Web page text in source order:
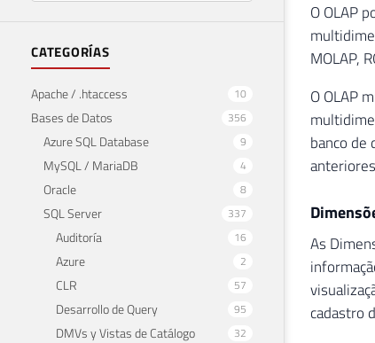
CATEGORÍAS
Apache / .htaccess 10
Bases de Datos 356
Azure SQL Database 9
MySQL / MariaDB 4
Oracle 8
SQL Server 337
Auditoría 16
Azure 2
CLR 57
Desarrollo de Query 95
DMVs y Vistas de Catálogo 32
O OLAP
MOLAP,
O OLAP
banco de
As
cadastro